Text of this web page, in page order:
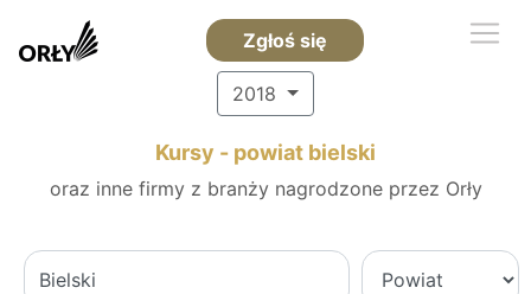
Zgłoś się
2018
Kursy - powiat bielski
oraz inne firmy z branży nagrodzone przez Orły